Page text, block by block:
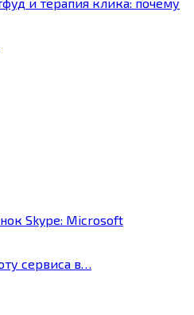
Skype: Microsoft
сервиса в…